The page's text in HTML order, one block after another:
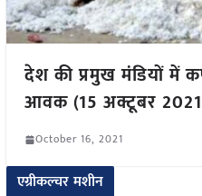
देश की प्रमुख मंडियों में
आवक (15 अक्टूबर
October 16, 2021
एग्रीकल्चर मशीन